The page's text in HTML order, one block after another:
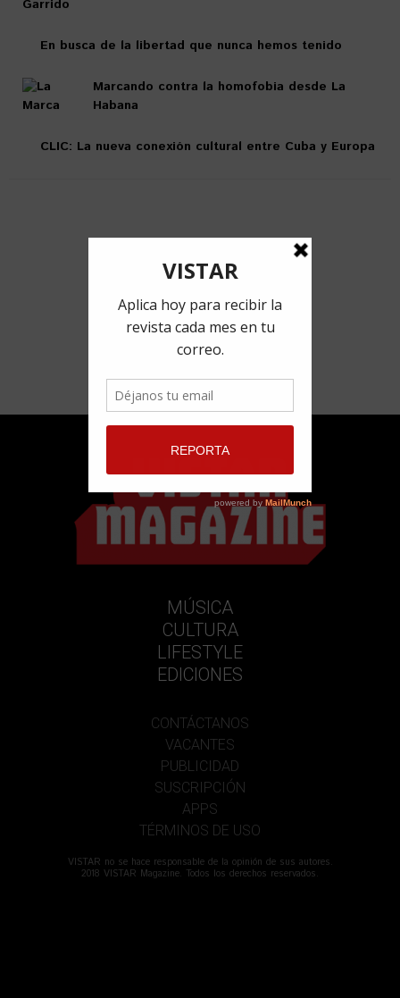
En busca de la libertad que nunca hemos tenido
Marcando contra la homofobia desde La
Habana
CLIC: La nueva conexión cultural entre Cuba y Europa
MÚSICA
CULTURA
LIFESTYLE
EDICIONES
CONTÁCTANOS
VACANTES
PUBLICIDAD
SUSCRIPCIÓN
APPS
TÉRMINOS DE USO
VISTAR no se hace responsable de la opinión de sus autores.
2018 VISTAR Magazine. Todos los derechos reservados.